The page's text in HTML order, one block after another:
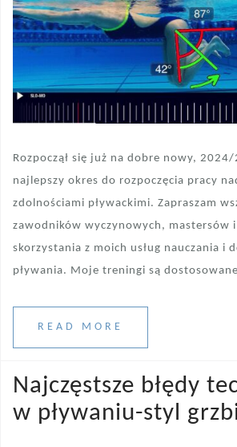
Rozpoczął się już na dobre nowy,
najlepszy okres do rozpoczęcia pracy
zdolnościami pływackimi. Zapraszam
zawodników wyczynowych,
skorzystania z moich usług nauczania i
pływania. Moje treningi są
READ MORE
Najczęstsze błędy
w pływaniu-styl